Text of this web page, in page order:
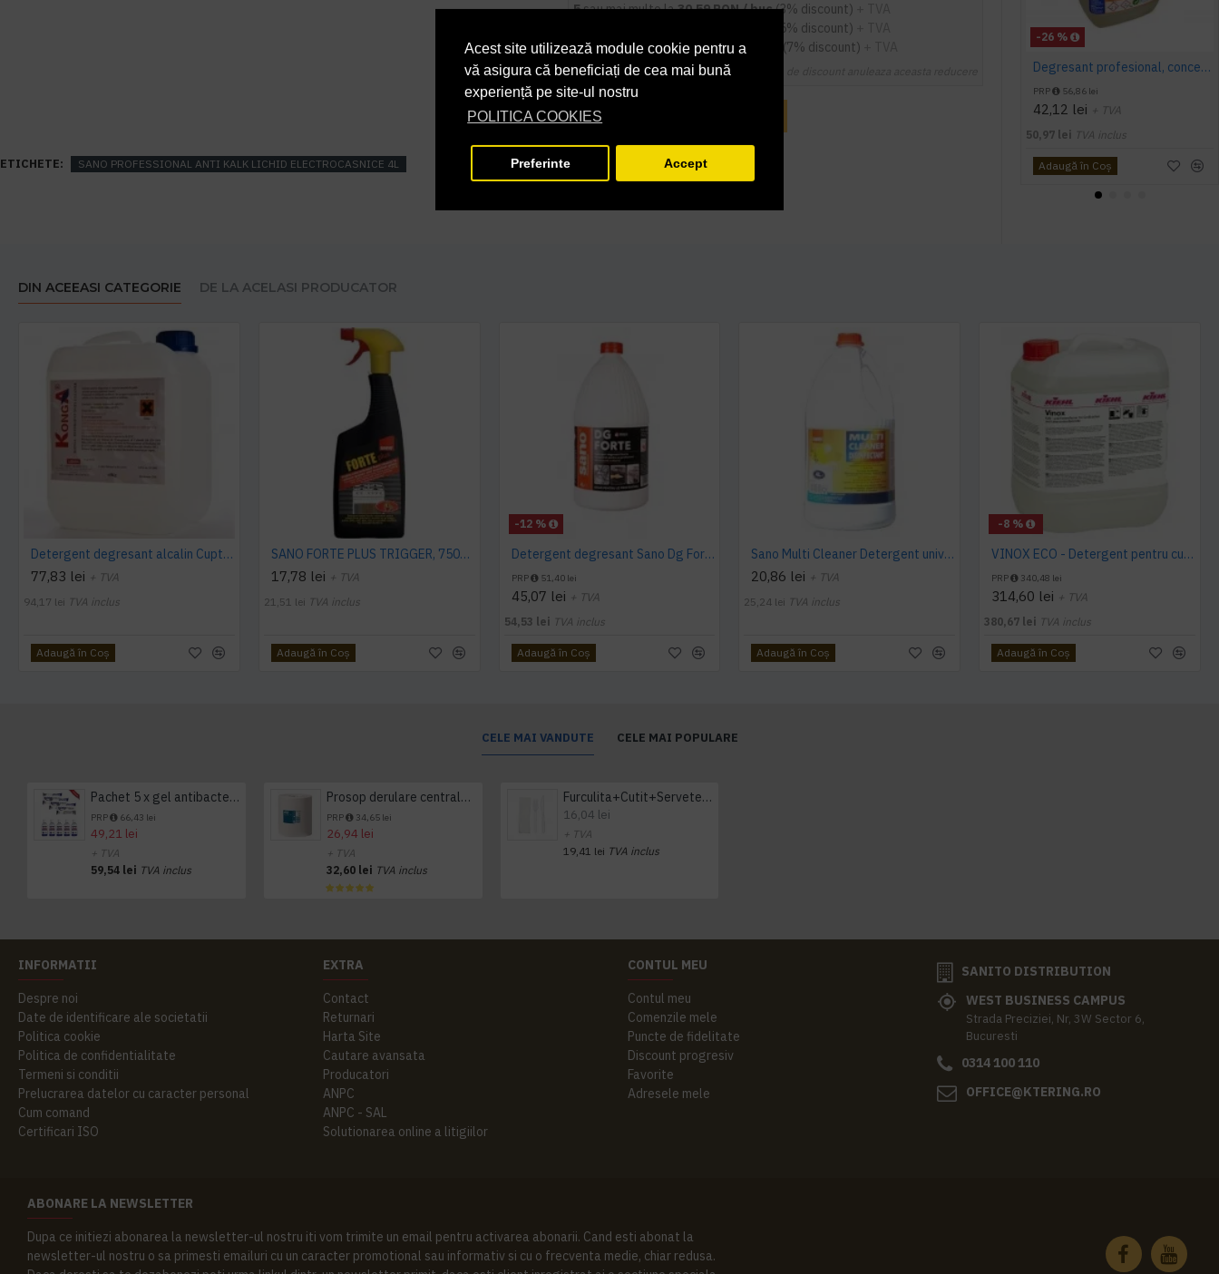
Acest site utilizează module cookie pentru a
vă asigura că beneficiați de cea mai bună
experiență pe site-ul nostru
POLITICA COOKIES
Preferinte Accept
5sau mai multe la30,59 RON / buc(3% discount)
(5% discount)
14sau mai multe la29,33 RON / buc (7% discount)
Cupoanele de discount anuleaza aceasta reducere
INTREABA DESPRE ACEST PRODUS
ETICHETE: SANO PROFESSIONAL ANTI KALK LICHID ELECTROCASNICE 4L
-26 %
Degresant profesional, concentrat, pentru bucatarie, Asevi, 5L
PRP 56,86 lei
42,12 lei + TVA
50,97 lei TVA inclus
Adaugă în Coş
DIN ACEEASI CATEGORIE DE LA ACELASI PRODUCATOR
Detergent degresant alcalin Cuptor si Plita, 5 L, Konga
77,83 lei + TVA
94,17 lei TVA inclus
Adaugă în Coş
SANO FORTE PLUS TRIGGER, 750ml, detergent arsuri, grasimi
17,78 lei + TVA
21,51 lei TVA inclus
Adaugă în Coş
-12 %
Detergent degresant Sano Dg Forte 4L
PRP 51,40 lei
45,07 lei + TVA
54,53 lei TVA inclus
Adaugă în Coş
Sano Multi Cleaner Detergent universal gel 4L
20,86 lei + TVA
25,24 lei TVA inclus
Adaugă în Coş
-8 %
VINOX ECO - Detergent pentru curatare suprafete din inox, 10 L, Kiehl
PRP 340,48 lei
314,60 lei + TVA
380,67 lei TVA inclus
Adaugă în Coş
CELE MAI VANDUTE CELE MAI POPULARE
Pachet 5 x gel antibacterian 50ml si 3 x Servetele antibacteriene 48 buc Hygienium
PRP 66,43 lei
49,21 lei
+ TVA
59,54 lei TVA inclus
Prosop derulare centrala 1 pliu, 300 m Tork
PRP 34,65 lei
26,94 lei
+ TVA
32,60 lei TVA inclus
Furculita+Cutit+Servetel 100buc/set
16,04 lei
+ TVA
19,41 lei TVA inclus
INFORMATII
Despre noi
Date de identificare ale societatii
Politica cookie
Politica de confidentialitate
Termeni si conditii
Prelucrarea datelor cu caracter personal
Cum comand
Certificari ISO
EXTRA
Contact
Returnari
Harta Site
Cautare avansata
Producatori
ANPC
ANPC - SAL
Solutionarea online a litigiilor
CONTUL MEU
Contul meu
Comenzile mele
Puncte de fidelitate
Discount progresiv
Favorite
Adresele mele
SANITO DISTRIBUTION
WEST BUSINESS CAMPUS
Strada Preciziei, Nr, 3W Sector 6,
Bucuresti
0314 100 110
OFFICE@KTERING.RO
ABONARE LA NEWSLETTER
Dupa ce initiezi abonarea la newsletter-ul nostru iti vom trimite un email pentru activarea abonarii. Cand esti abonat la
newsletter-ul nostru o sa primesti emailuri cu un caracter promotional sau informativ si cu o frecventa medie, chiar redusa.